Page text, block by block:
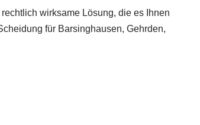
wirksame Lösung, die es Ihnen
für Barsinghausen, Gehrden,